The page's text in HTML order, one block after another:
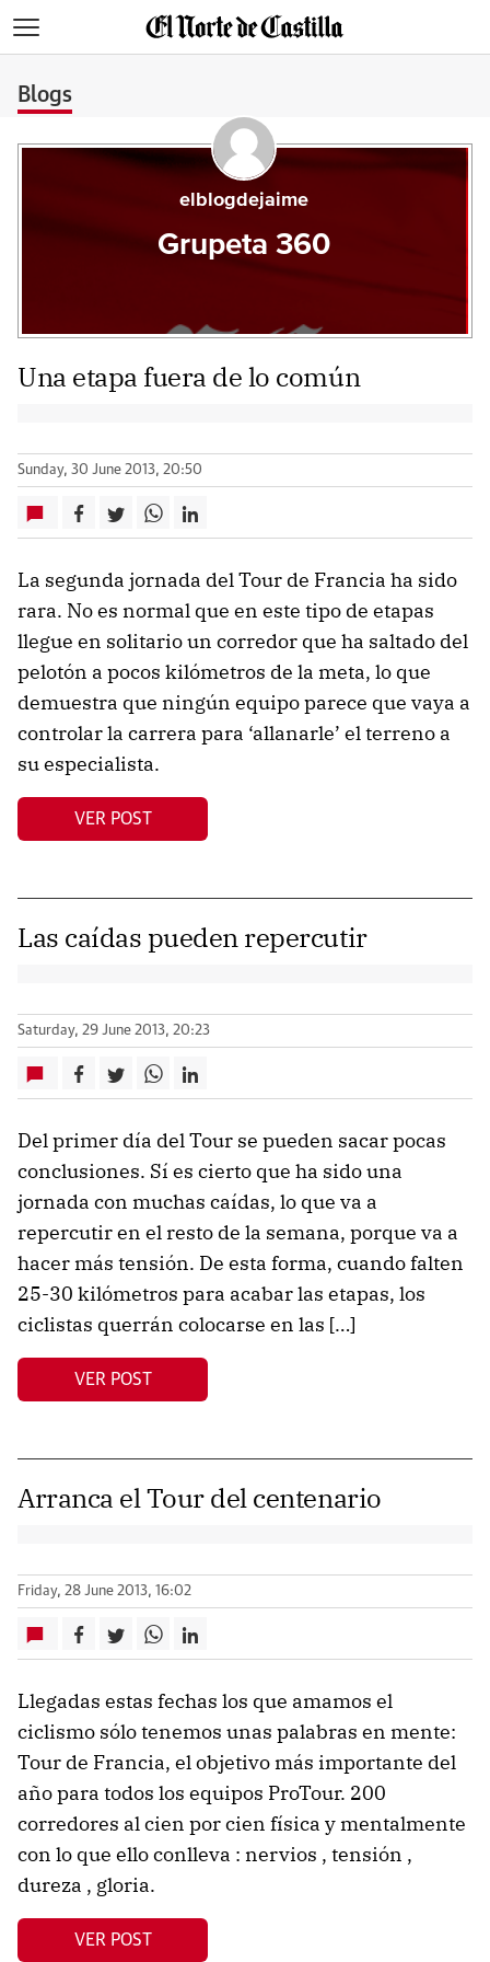
Blogs
elblogdejaime
Grupeta 360
Una etapa fuera de lo común
Sunday, 30 June 2013, 20:50
La segunda jornada del Tour de Francia ha sido
rara. No es normal que en este tipo de etapas
llegue en solitario un corredor que ha saltado del
pelotón a pocos kilómetros de la meta, lo que
demuestra que ningún equipo parece que vaya a
controlar la carrera para ‘allanarle’ el terreno a
su especialista.
VER POST
Las caídas pueden repercutir
Saturday, 29 June 2013, 20:23
Del primer día del Tour se pueden sacar pocas
conclusiones. Sí es cierto que ha sido una
jornada con muchas caídas, lo que va a
repercutir en el resto de la semana, porque va a
hacer más tensión. De esta forma, cuando falten
25-30 kilómetros para acabar las etapas, los
ciclistas querrán colocarse en las […]
VER POST
Arranca el Tour del centenario
Friday, 28 June 2013, 16:02
Llegadas estas fechas los que amamos el
ciclismo sólo tenemos unas palabras en mente:
Tour de Francia, el objetivo más importante del
año para todos los equipos ProTour. 200
corredores al cien por cien física y mentalmente
con lo que ello conlleva : nervios , tensión ,
dureza , gloria.
VER POST